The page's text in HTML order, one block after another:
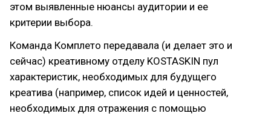
этом выявленные нюансы аудитории и ее
критерии выбора.
Команда Комплето передавала (и делает это и
сейчас) креативному отделу KOSTASKIN пул
характеристик, необходимых для будущего
креатива (например, список идей и ценностей,
необходимых для отражения с помощью